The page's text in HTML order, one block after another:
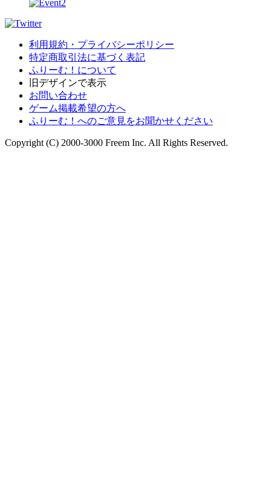
利用規約・プライバシーポリシー
特定商取引法に基づく表記
ふりーむ！について
旧デザインで表示
お問い合わせ
ゲーム掲載希望の方へ
ふりーむ！へのご意見をお聞かせください
Copyright (C) 2000-3000 Freem Inc. All Rights Reserved.